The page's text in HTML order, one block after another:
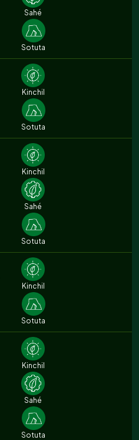
Sahé
Sotuta
Kinchil
Sotuta
Kinchil
Sahé
Sotuta
Kinchil
Sotuta
Kinchil
Sahé
Sotuta